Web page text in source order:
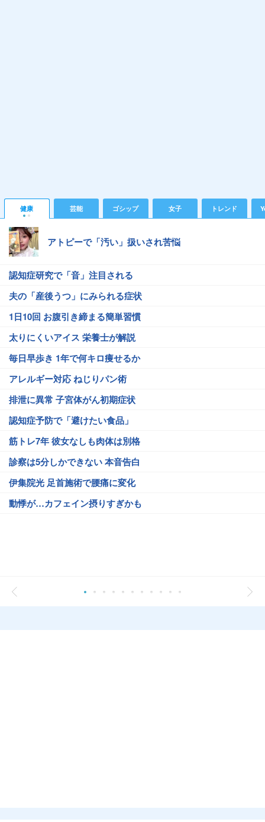
健康 芸能 ゴシップ 女子 トレンド
アトピーで「汚い」扱いされ苦悩
認知症研究で「音」注目される
夫の「産後うつ」にみられる症状
1日10回 お腹引き締まる簡単習慣
太りにくいアイス 栄養士が解説
毎日早歩き 1年で何キロ痩せるか
アレルギー対応 ねじりパン術
排泄に異常 子宮体がん初期症状
認知症予防で「避けたい食品」
筋トレ7年 彼女なしも肉体は別格
診察は5分しかできない 本音告白
伊集院光 足首施術で腰痛に変化
動悸が…カフェイン摂りすぎかも